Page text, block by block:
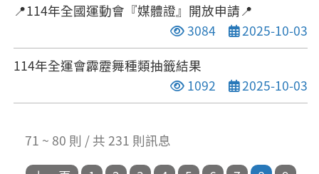
📍114年全國運動會『媒體證』開放申請📍
點閱次數
3084 發布日期
2025-10-03
114年全運會霹靂舞種類抽籤結果
點閱次數
1092 發布日期
2025-10-03
71 ~ 80 則 / 共 231 則訊息